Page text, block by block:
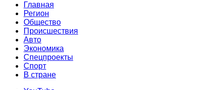
Главная
Регион
Общество
Происшествия
Авто
Экономика
Спецпроекты
Cпорт
В стране